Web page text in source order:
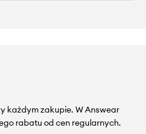
każdym zakupie. W Answear
rabatu od cen regularnych.